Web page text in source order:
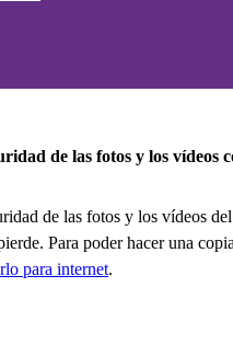
de las fotos y los vídeos
de las fotos y los vídeos
Para poder hacer una
para internet.